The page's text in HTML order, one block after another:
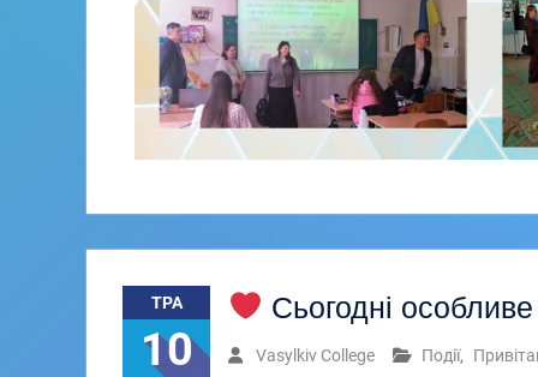
ТРА
10
Сьогодні
Vasylkiv College Події,